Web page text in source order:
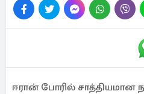
ஈரான் போரில் சாத்தியமான